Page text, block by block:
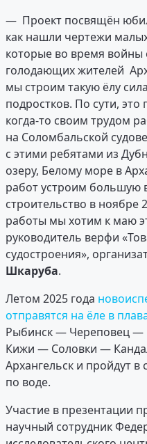
— Проект посвящён
как нашли чертежи
которые во время войны
голодающих жителей
мы строим такую ёлу
подростков. По сути, это
когда-то своим трудом
на Соломбальской
с этими ребятами из
озеру, Белому море в
работ устроим большую
строительство в ноябре
работы мы хотим к маю
руководитель верфи
судостроения»,
Шкаруба.
Летом 2025 года
отправятся на ёле в
Рыбинск — Череповец —
Кижи — Соловки —
Архангельск и пройдут
по воде.
Участие в презентации
научный сотрудник